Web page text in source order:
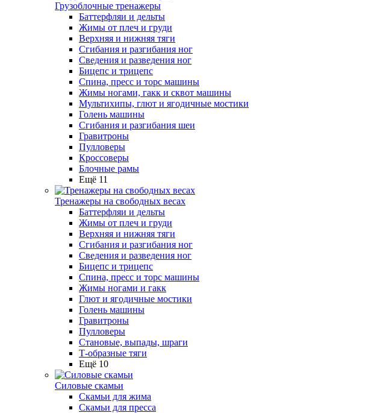
Грузоблочные тренажеры
Баттерфляи и дельты
Жимы от плеч и груди
Верхняя и нижняя тяги
Сгибания и разгибания ног
Сведения и разведения ног
Бицепс и трицепс
Спина, пресс и торс машины
Жимы ногами, гакк и сквот машины
Мультихипы, глют и ягодичные мостики
Голень машины
Сгибания и разгибания шеи
Гравитроны
Пулловеры
Кроссоверы
Блочные рамы
Ещё 11
Тренажеры на свободных весах
Баттерфляи и дельты
Жимы от плеч и груди
Верхняя и нижняя тяги
Сгибания и разгибания ног
Сведения и разведения ног
Бицепс и трицепс
Спина, пресс и торс машины
Жимы ногами и гакк
Глют и ягодичные мостики
Голень машины
Гравитроны
Пулловеры
Становые, выпады, шраги
Т-образные тяги
Ещё 10
Силовые скамьи
Скамьи для жима
Скамьи для пресса